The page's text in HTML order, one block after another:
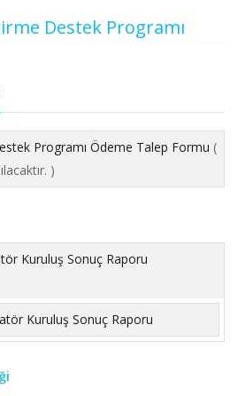
Destek Programı
Programı Ödeme Talep Formu (
)
Kuruluş Sonuç Raporu
Kuruluş Sonuç Raporu